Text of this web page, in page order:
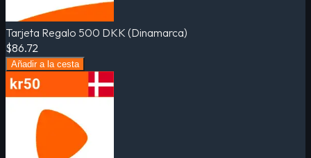
Tarjeta Regalo 500 DKK (Dinamarca)
$86.72
Añadir a la cesta